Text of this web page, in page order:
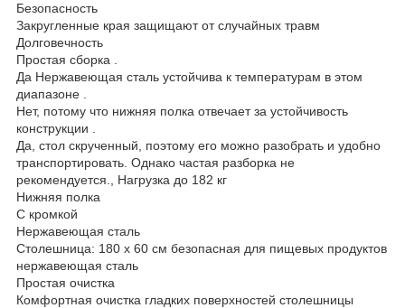
Безопасность
Закругленные края защищают от случайных травм
Долговечность
Простая сборка .
Да Нержавеющая сталь устойчива к температурам в этом
диапазоне .
Нет, потому что нижняя полка отвечает за устойчивость
конструкции .
Да, стол скрученный, поэтому его можно разобрать и удобно
транспортировать. Однако частая разборка не
рекомендуется., Нагрузка до 182 кг
Нижняя полка
С кромкой
Нержавеющая сталь
Столешница: 180 x 60 см безопасная для пищевых продуктов
нержавеющая сталь
Простая очистка
Комфортная очистка гладких поверхностей столешницы